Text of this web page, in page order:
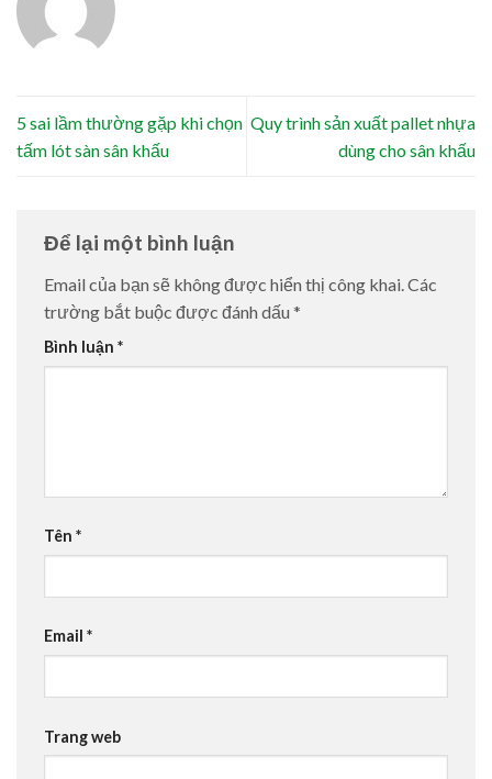
5 sai lầm thường gặp khi chọn
tấm lót sàn sân khấu
Quy trình sản xuất pallet nhựa
dùng cho sân khấu
Để lại một bình luận
Email của bạn sẽ không được hiển thị công khai.Các
trường bắt buộc được đánh dấu *
Bình luận *
Tên *
Email *
Trang web